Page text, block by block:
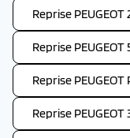
Reprise PEUGEOT
Reprise PEUGEOT
Reprise PEUGEOT
Reprise PEUGEOT